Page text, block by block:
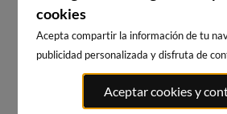
PEDRUSCADA
WEBCAMS
cookies
Acepta compartir la información de tu
publicidad personalizada y disfruta de
Aceptar cookies y